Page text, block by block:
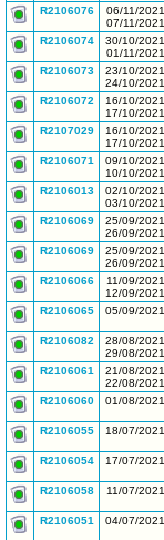
R2106076
06/11/2021
07/11/2021
R2106074
30/10/2021
01/11/2021
R2106073
23/10/2021
24/10/2021
R2106072
16/10/2021
17/10/2021
R2107029
16/10/2021
17/10/2021
R2106071
09/10/2021
10/10/2021
R2106013
02/10/2021
03/10/2021
R2106069
25/09/2021
26/09/2021
R2106069
25/09/2021
26/09/2021
R2106066
11/09/2021
12/09/2021
R2106065
05/09/2021
R2106082
28/08/2021
29/08/2021
R2106061
21/08/2021
22/08/2021
R2106060
01/08/2021
R2106055
18/07/2021
R2106054
17/07/2021
R2106058
11/07/2021
R2106051
04/07/2021